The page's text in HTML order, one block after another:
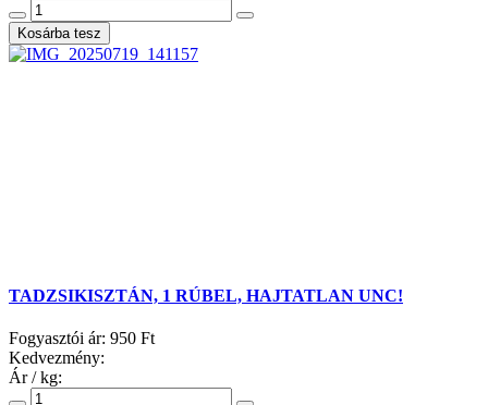
TADZSIKISZTÁN, 1 RÚBEL, HAJTATLAN UNC!
Fogyasztói ár: 950 Ft
Kedvezmény:
Ár / kg: